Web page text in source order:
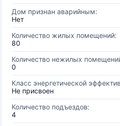
Дом признан аварийным:
Нет
Количество жилых помещений:
80
Количество нежилых
0
Класс энергетической
Не присвоен
Количество подъездов:
4